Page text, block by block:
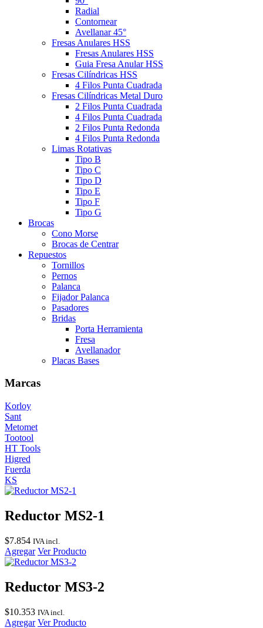
Radial
Contornear
Avellanar 45°
Fresas Anulares HSS
Fresas Anulares HSS
Guia Fresa Anular HSS
Fresas Cilíndricas HSS
4 Filos Punta Cuadrada
Fresas Cilíndricas Metal Duro
2 Filos Punta Cuadrada
4 Filos Punta Cuadrada
2 Filos Punta Redonda
4 Filos Punta Redonda
Limas Rotativas
Tipo B
Tipo C
Tipo D
Tipo E
Tipo F
Tipo G
Brocas
Cono Morse
Brocas de Centrar
Repuestos
Tornillos
Pernos
Palanca
Fijador Palanca
Pasadores
Bridas
Porta Herramienta
Fresa
Avellanador
Placas Bases
Marcas
Korloy
Sant
Metomet
Tootool
HT Tools
Higred
Fuerda
KS
Reductor MS2-1
$7.854 IVA incl.
Agregar Ver Producto
Reductor MS3-2
$10.353 IVA incl.
Agregar Ver Producto